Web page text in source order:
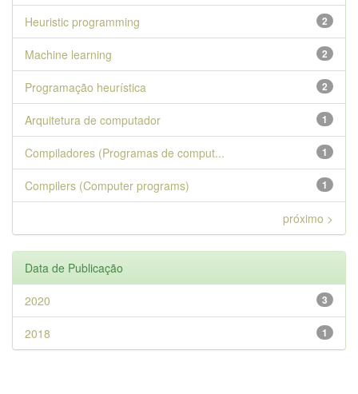
2
Heuristic programming
2
Machine learning
2
Programação heurística
1
Arquitetura de computador
1
Compiladores (Programas de comput...
1
Compilers (Computer programs)
próximo >
Data de Publicação
3
2020
1
2018